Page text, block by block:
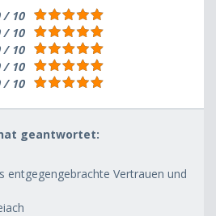
/ 10
/ 10
/ 10
/ 10
/ 10
geantwortet:
entgegengebrachte Vertrauen und